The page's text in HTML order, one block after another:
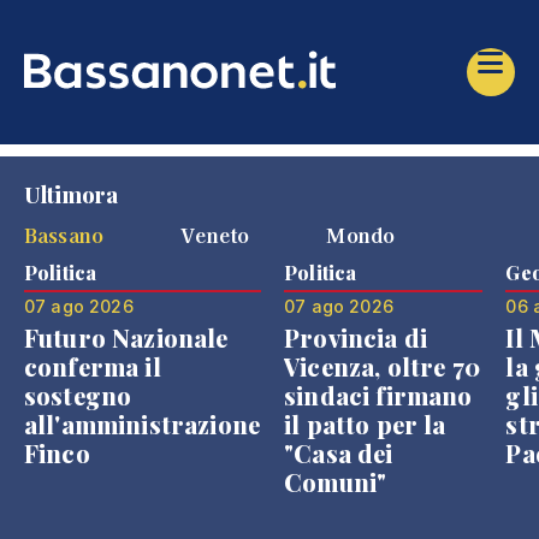
Ultimora
Bassano
Veneto Mondo
Politica
07 ago 2026
Futuro Nazionale
conferma il
sostegno
all'amministrazione
Finco
Politica
07 ago 2026
Provincia di
Vicenza, oltre 70
sindaci firmano
il patto per la
"Casa dei
Comuni"
06
Il
la